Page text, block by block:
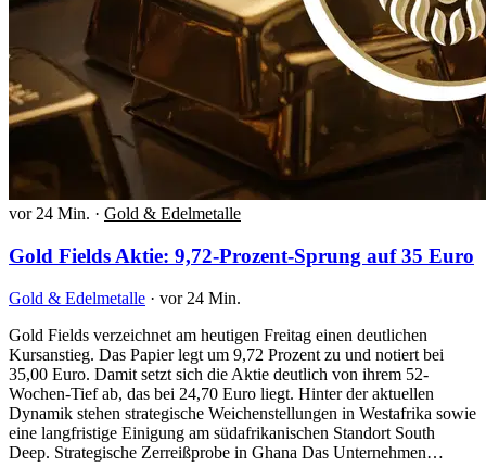
vor 24 Min. · Gold & Edelmetalle
Gold Fields Aktie: 9,72-Prozent-Sprung auf 35 Euro
Gold & Edelmetalle · vor 24 Min.
Gold Fields verzeichnet am heutigen Freitag einen deutlichen
Kursanstieg. Das Papier legt um 9,72 Prozent zu und notiert bei
35,00 Euro. Damit setzt sich die Aktie deutlich von ihrem 52-
Wochen-Tief ab, das bei 24,70 Euro liegt. Hinter der aktuellen
Dynamik stehen strategische Weichenstellungen in Westafrika sowie
eine langfristige Einigung am südafrikanischen Standort South
Deep. Strategische Zerreißprobe in Ghana Das Unternehmen…